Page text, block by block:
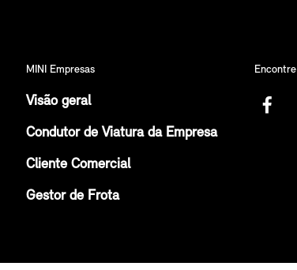
MINI Empresas
Visão geral
Condutor de Viatura da Empresa
Cliente Comercial
Gestor de Frota